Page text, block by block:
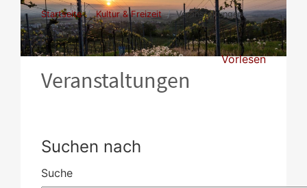
Startseite Kultur & Freizeit Veranstaltungen
Vorlesen
Veranstaltungen
Suchen nach
Suche